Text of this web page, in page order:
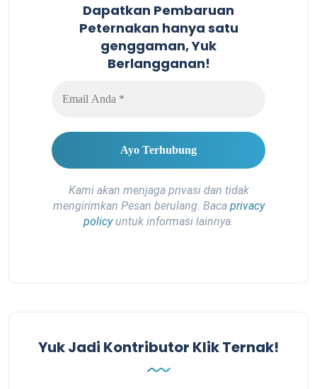
Dapatkan Pembaruan
Peternakan hanya satu
genggaman, Yuk
Berlangganan!
Kami akan menjaga privasi dan tidak
mengirimkan Pesan berulang. Baca privacy
policyuntuk informasi lainnya.
Yuk Jadi Kontributor Klik Ternak!